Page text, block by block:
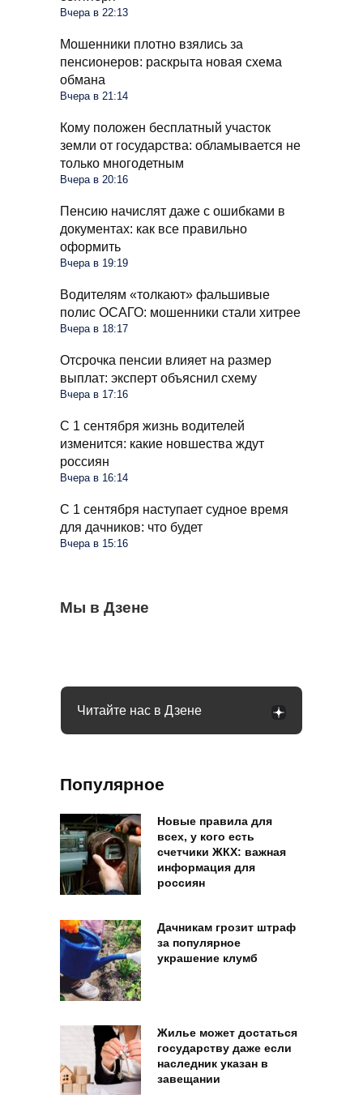
Вчера в 22:13
Мошенники плотно взялись за
пенсионеров: раскрыта новая схема
обмана
Вчера в 21:14
Кому положен бесплатный участок
земли от государства: обламывается не
только многодетным
Вчера в 20:16
Пенсию начислят даже с ошибками в
документах: как все правильно
оформить
Вчера в 19:19
Водителям «толкают» фальшивые
полис ОСАГО: мошенники стали хитрее
Вчера в 18:17
Отсрочка пенсии влияет на размер
выплат: эксперт объяснил схему
Вчера в 17:16
С 1 сентября жизнь водителей
изменится: какие новшества ждут
россиян
Вчера в 16:14
С 1 сентября наступает судное время
для дачников: что будет
Вчера в 15:16
Мы в Дзене
Для СНТ введут единый тариф на
электричество: ФАС выступила с
Правила для пассажиров автобусов будут
Мошенники плотно взялись за
Читайте нас в Дзене
Популярное
Новые правила для
всех, у кого есть
счетчики ЖКХ: важная
информация для
россиян
Дачникам грозит штраф
за популярное
украшение клумб
Жилье может достаться
государству даже если
наследник указан в
завещании